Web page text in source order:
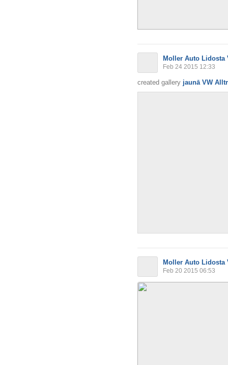
Moller Auto Lidosta
Feb 24 2015 12:33
created gallery jaunā VW
Moller Auto Lidosta
Feb 20 2015 06:53